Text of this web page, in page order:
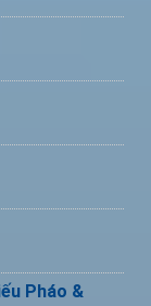
Pháo &